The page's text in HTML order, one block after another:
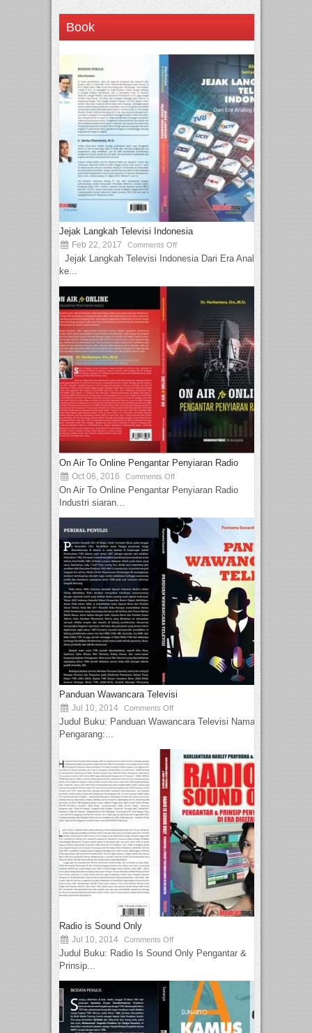
Book
Jejak Langkah Televisi Indonesia
Feb 22, 2017 Comments Off
Jejak Langkah Televisi Indonesia Dari Era Analog
ke...
On Air To Online Pengantar Penyiaran Radio
Oct 06, 2016 Comments Off
On Air To Online Pengantar Penyiaran Radio
Industri siaran...
Panduan Wawancara Televisi
Jul 10, 2014 Comments Off
Judul Buku: Panduan Wawancara Televisi Nama
Pengarang:...
Radio is Sound Only
Jul 10, 2014 Comments Off
Judul Buku: Radio Is Sound Only Pengantar &
Prinsip...